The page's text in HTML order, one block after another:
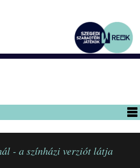
- a színházi verziót látja